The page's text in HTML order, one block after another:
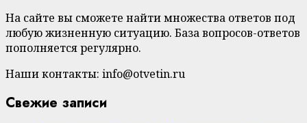
На сайте вы сможете найти множества ответов под
любую жизненную ситуацию. База вопросов-ответов
пополняется регулярно.
Наши контакты: info@otvetin.ru
Свежие записи